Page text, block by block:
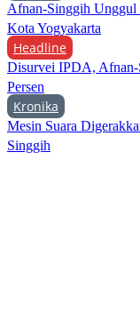
Afnan-Singgih Unggul
Kota Yogyakarta
Headline
Disurvei IPDA, Afnan-
Persen
Kronika
Mesin Suara
Singgih